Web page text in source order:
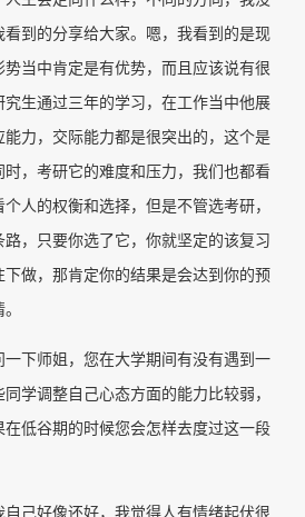
到的分享给大家。嗯，我看到的是现
当中肯定是有优势，而且应该说有很
生通过三年的学习，在工作当中他展
力，交际能力都是很突出的，这个是
时，考研它的难度和压力，我们也都看
人的权衡和选择，但是不管选考研，
，只要你选了它，你就坚定的该复习
做，那肯定你的结果是会达到你的预
一下师姐，您在大学期间有没有遇到一
学调整自己心态方面的能力比较弱，
低谷期的时候您会怎样去度过这一段
自己好像还好，我觉得人有情绪起伏很